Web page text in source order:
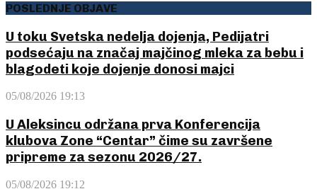
POSLEDNJE OBJAVE
U toku Svetska nedelja dojenja, Pedijatri
podsećaju na značaj majčinog mleka za bebu i
blagodeti koje dojenje donosi majci
05/08/2026 19:13
U Aleksincu održana prva Konferencija
klubova Zone “Centar” čime su završene
pripreme za sezonu 2026/27.
05/08/2026 19:12